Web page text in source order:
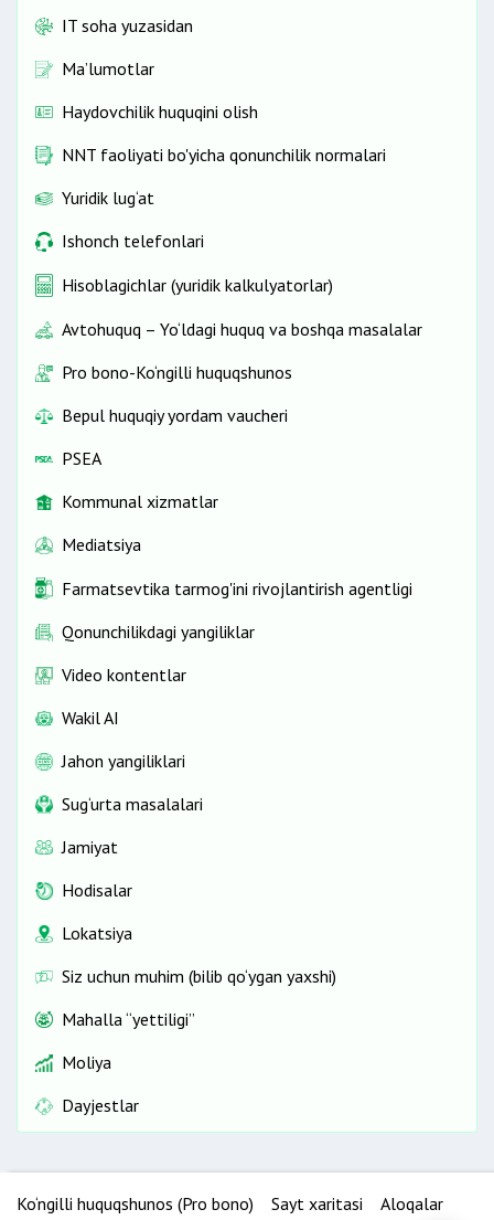
IT soha yuzasidan
Ma’lumotlar
Haydovchilik huquqini olish
NNT faoliyati bo'yicha qonunchilik normalari
Yuridik lug‘at
Ishonch telefonlari
Hisoblagichlar (yuridik kalkulyatorlar)
Avtohuquq – Yo‘ldagi huquq va boshqa masalalar
Pro bono-Ko‘ngilli huquqshunos
Bepul huquqiy yordam vaucheri
PSEA
Kommunal xizmatlar
Mediatsiya
Farmatsevtika tarmog'ini rivojlantirish agentligi
Qonunchilikdagi yangiliklar
Video kontentlar
Wakil AI
Jahon yangiliklari
Sug‘urta masalalari
Jamiyat
Hodisalar
Lokatsiya
Siz uchun muhim (bilib qo‘ygan yaxshi)
Mahalla “yettiligi”
Moliya
Dayjestlar
Ko‘ngilli huquqshunos (Pro bono) Sayt xaritasi
Aloqalar